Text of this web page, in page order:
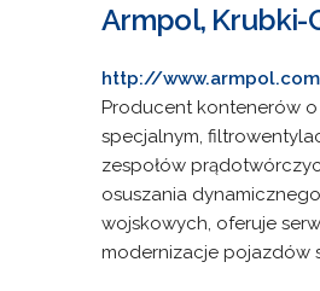
Armpol, Krubki-
http://
Producent kontenerów
specjalnym,
zespołów
osuszania
wojskowych, oferuje
modernizacje pojazdów